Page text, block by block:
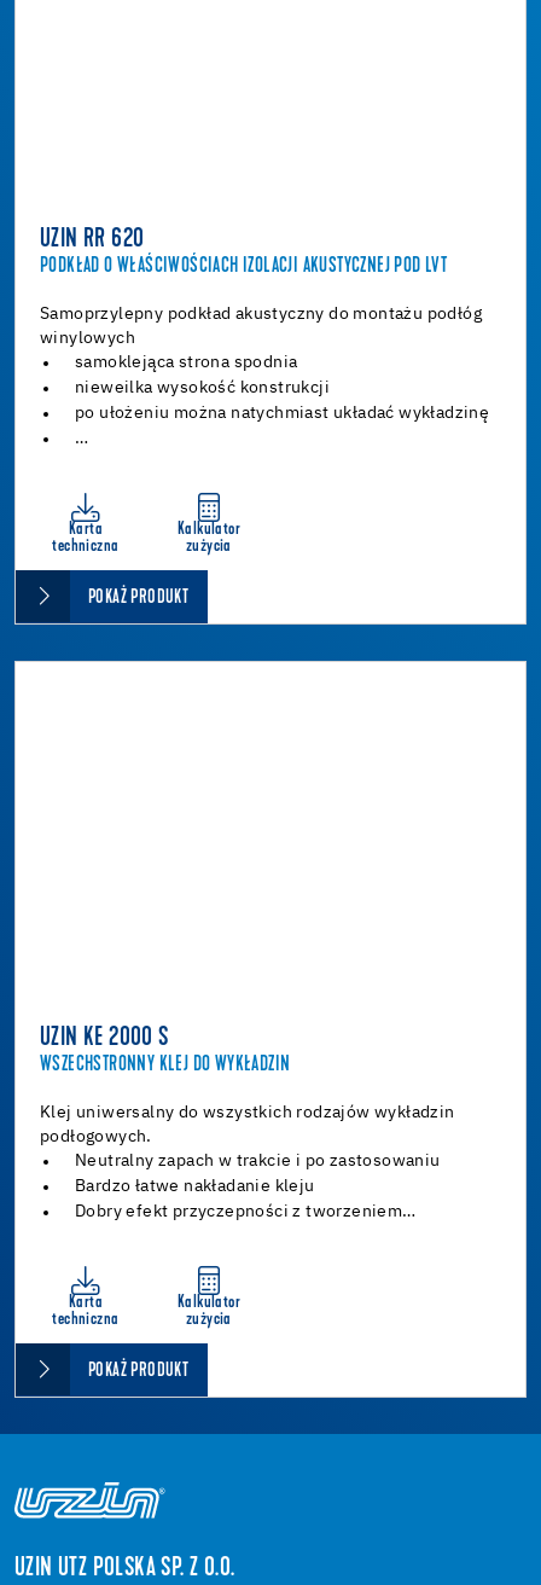
UZIN RR 620
PODKŁAD O WŁAŚCIWOŚCIACH IZOLACJI AKUSTYCZNEJ POD LVT
Samoprzylepny podkład akustyczny do montażu podłóg
winylowych
samoklejąca strona spodnia
nieweilka wysokość konstrukcji
po ułożeniu można natychmiast układać wykładzinę
…
Karta
techniczna
Kalkulator
zużycia
POKAŻ PRODUKT
UZIN KE 2000 S
WSZECHSTRONNY KLEJ DO WYKŁADZIN
Klej uniwersalny do wszystkich rodzajów wykładzin
podłogowych.
Neutralny zapach w trakcie i po zastosowaniu
Bardzo łatwe nakładanie kleju
Dobry efekt przyczepności z tworzeniem…
Karta
techniczna
Kalkulator
zużycia
POKAŻ PRODUKT
UZIN UTZ POLSKA SP. Z O.O.